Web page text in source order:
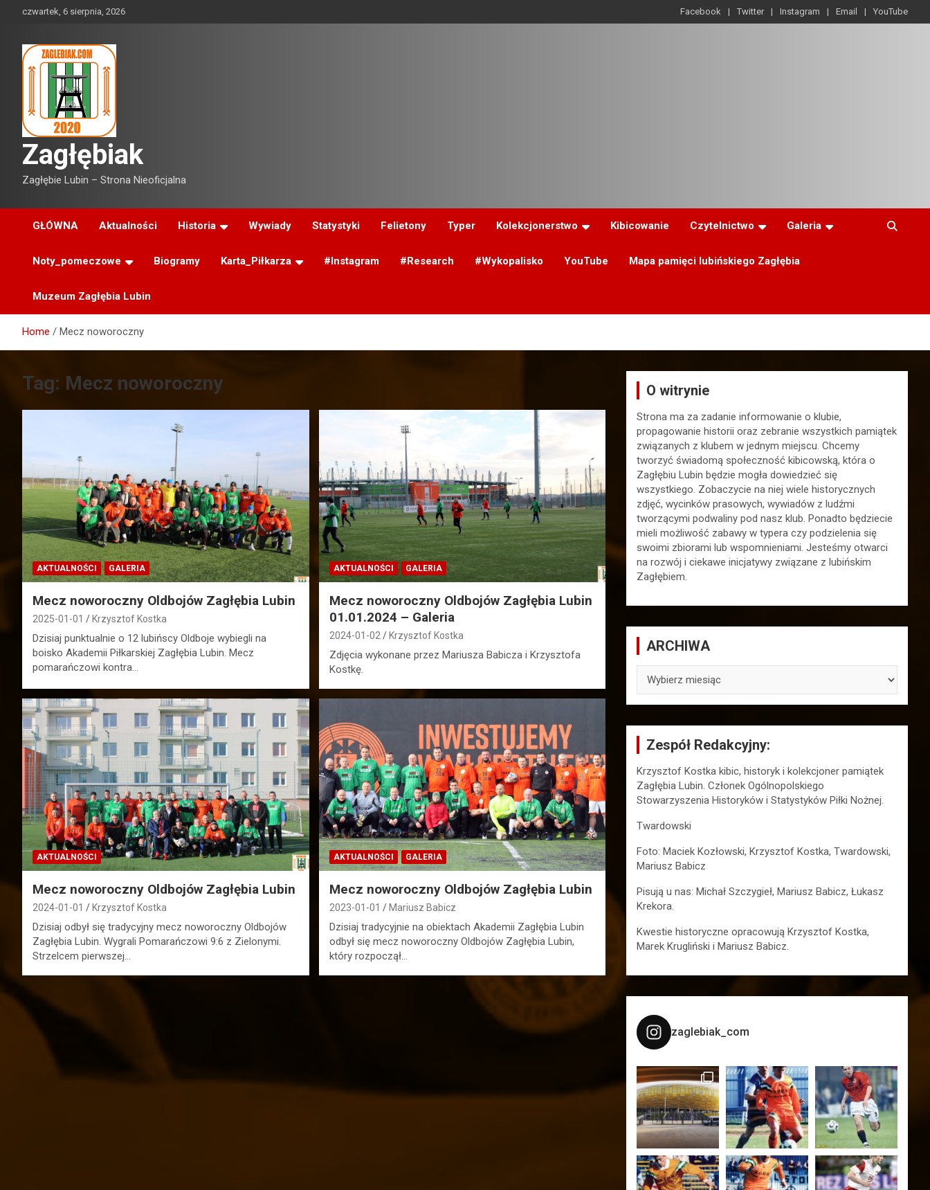
czwartek, 6 sierpnia, 2026 Facebook Twitter Instagram Email YouTube
Zagłębiak
Zagłębie Lubin – Strona Nieoficjalna
GŁÓWNA Aktualności Historia Wywiady Statystyki Felietony Typer Kolekcjonerstwo Kibicowanie Czytelnictwo Galeria
Noty_pomeczowe Biogramy Karta_Piłkarza #Instagram #Research #Wykopalisko YouTube Mapa pamięci lubińskiego Zagłębia
Muzeum Zagłębia Lubin
Home Mecz noworoczny
Tag: Mecz noworoczny
AKTUALNOŚCI GALERIA
Mecz noworoczny Oldbojów Zagłębia Lubin
2025-01-01 Krzysztof Kostka
Dzisiaj punktualnie o 12 lubińscy Oldboje wybiegli na
boisko Akademii Piłkarskiej Zagłębia Lubin. Mecz
pomarańczowi kontra…
AKTUALNOŚCI GALERIA
Mecz noworoczny Oldbojów Zagłębia Lubin
01.01.2024 – Galeria
2024-01-02 Krzysztof Kostka
Zdjęcia wykonane przez Mariusza Babicza i Krzysztofa
Kostkę.
AKTUALNOŚCI
Mecz noworoczny Oldbojów Zagłębia Lubin
2024-01-01 Krzysztof Kostka
Dzisiaj odbył się tradycyjny mecz noworoczny Oldbojów
Zagłębia Lubin. Wygrali Pomarańczowi 9:6 z Zielonymi.
Strzelcem pierwszej…
AKTUALNOŚCI GALERIA
Mecz noworoczny Oldbojów Zagłębia Lubin
2023-01-01 Mariusz Babicz
Dzisiaj tradycyjnie na obiektach Akademii Zagłębia Lubin
odbył się mecz noworoczny Oldbojów Zagłębia Lubin,
który rozpoczął…
O witrynie
Strona ma za zadanie informowanie o klubie,
propagowanie historii oraz zebranie wszystkich pamiątek
związanych z klubem w jednym miejscu. Chcemy
tworzyć świadomą społeczność kibicowską, która o
Zagłębiu Lubin będzie mogła dowiedzieć się
wszystkiego. Zobaczycie na niej wiele historycznych
zdjęć, wycinków prasowych, wywiadów z ludźmi
tworzącymi podwaliny pod nasz klub. Ponadto będziecie
mieli możliwość zabawy w typera czy podzielenia się
swoimi zbiorami lub wspomnieniami. Jesteśmy otwarci
na rozwój i ciekawe inicjatywy związane z lubińskim
Zagłębiem.
ARCHIWA
Zespół Redakcyjny:
Krzysztof Kostka kibic, historyk i kolekcjoner pamiątek
Zagłębia Lubin. Członek Ogólnopolskiego
Stowarzyszenia Historyków i Statystyków Piłki Nożnej.
Twardowski
Foto: Maciek Kozłowski, Krzysztof Kostka, Twardowski,
Mariusz Babicz
Pisują u nas: Michał Szczygieł, Mariusz Babicz, Łukasz
Krekora.
Kwestie historyczne opracowują Krzysztof Kostka,
Marek Krugliński i Mariusz Babicz.
zaglebiak_com